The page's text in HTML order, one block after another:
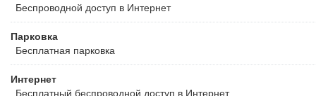
Беспроводной доступ в Интернет
Парковка
Бесплатная парковка
Интернет
Бесплатный беспроводной доступ в Интернет